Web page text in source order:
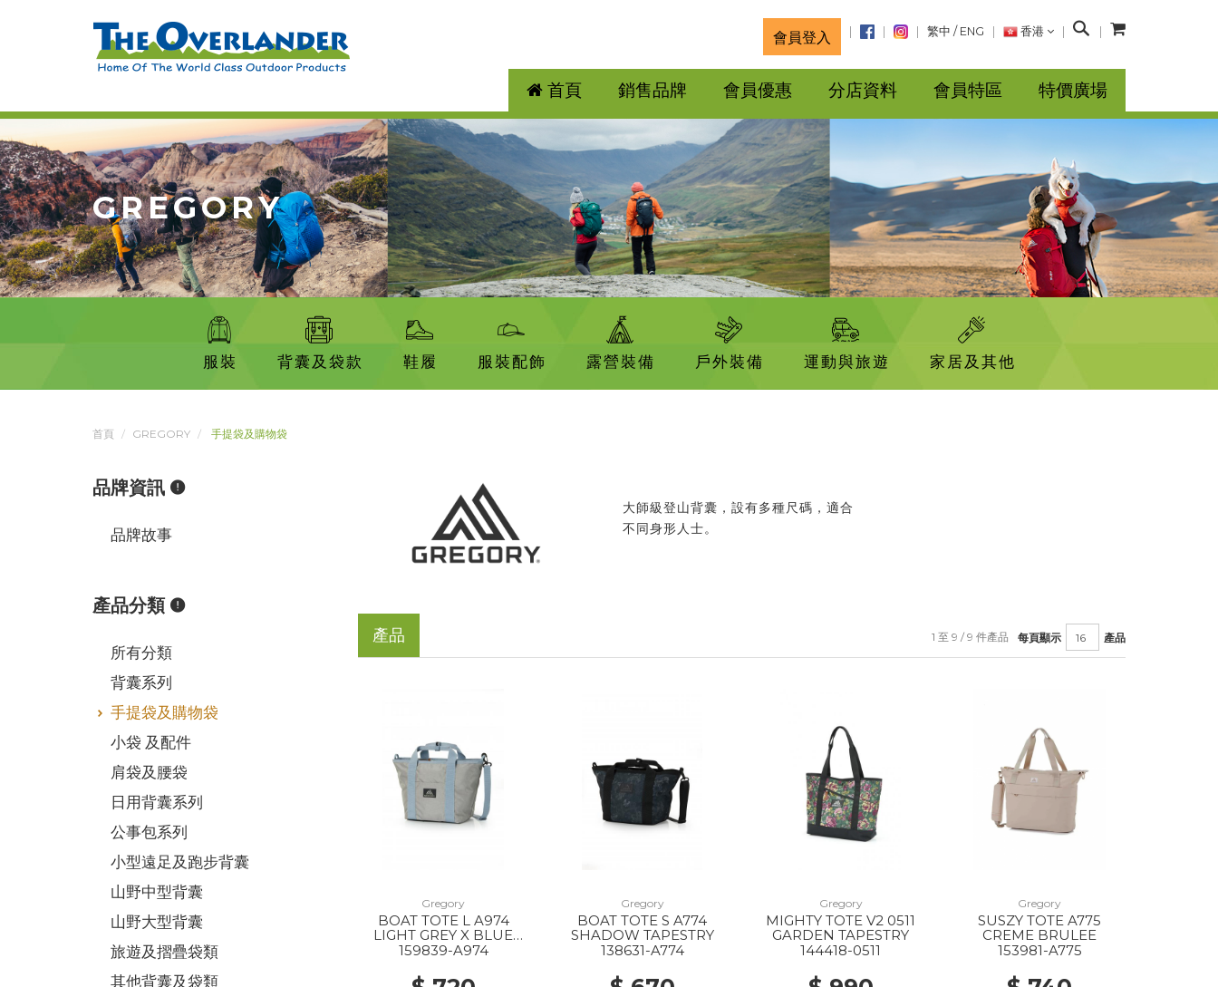
會員登入 繁中 / ENG 香港
搜
首頁 銷售品牌 會員優惠 分店資料 會員特區 特價廣場
GREGORY
服裝 背囊及袋款 鞋履 服裝配飾 露營裝備 戶外裝備 運動與旅遊 家居及其他
首頁 GREGORY 手提袋及購物袋
大師級登山背囊，設有多種尺碼，適合
不同身形人士。
產品 每頁顯示 產品
1 至 9 / 9 件產品
Gregory
BOAT TOTE L A974
LIGHT GREY X BLUE
GREY
159839-A974
Gregory
BOAT TOTE S A774
SHADOW TAPESTRY
138631-A774
Gregory
MIGHTY TOTE V2 0511
GARDEN TAPESTRY
144418-0511
Gregory
SUSZY TOTE A775
CREME BRULEE
153981-A775
品牌資訊
品牌故事
產品分類
所有分類
背囊系列
手提袋及購物袋
小袋 及配件
肩袋及腰袋
日用背囊系列
公事包系列
小型遠足及跑步背囊
山野中型背囊
山野大型背囊
旅遊及摺疊袋類
其他背囊及袋類